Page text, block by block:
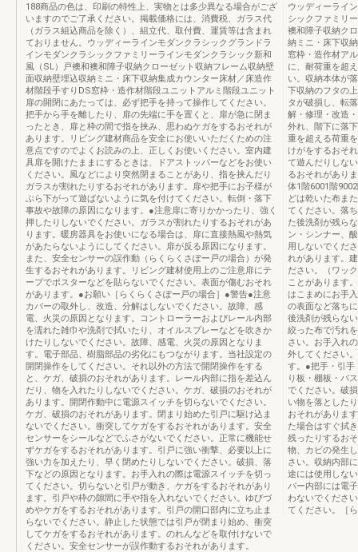
188商品の色は、印刷の特性上、実物とは多少異なる場合がござ
いますのでご了承ください。掲載価格には、消費税、ガラス代
（ガラス組込商品を除く）、組立代、取付費、運賃等は含まれ
ておりません。ウッディーラインモダンクラシックグランドラ
インモダンクラシックファミリーラインモダンクラシック新和
風（SL）戸襖和襖和障子収納クローゼット収納フレーム収納壁
面収納壁埋込収納ミニ・床下収納集成カウンター床材／床造作
材階段手すりDS窓枠・造作材階段ユニットアルミ階段ユニット
扉の開閉にあたっては、必ず把手を持って操作してください。
把手から手を離したり、扉の先端に手を置くと、扉が急に閉ま
ったとき、扉と枠の間で指を挟み、思わぬケガをするおそれが
あります。リビング建材商品を安全にお使いいただくための注
意点ですのでよくお読みの上、正しくお使いください。室内建
具扉を開けたままにするときは、ドアストッパーなどをお使い
ください。風などにより突然閉まることがあり、指を挟んだり
ガラスが割れたりするおそれがあります。扉や把手にお子様が
ぶら下がって遊ばないように気を付けてください。転倒・落下
事故や故障の原因になります。●注意扉に寄りかかったり、強く
押したりしないでください。ガラスが割れたりするおそれがあ
ります。暖房器具をお使いになる場合は、扉に直接熱風や熱気
があたらないようにしてください。扉が反る原因になります。
また、安全センサーの誤作動（らくらくさぽー戸の場合）が発
生するおそれがあります。リビング建材使用上のご注意扉にテ
ープでポスターなどを貼らないでください。表面が傷むおそれ
があります。●お願い［らくらくさぽー戸の場合］●警告●注意
カバーの取外し、改造、分解はしないでください。故障、感
電、火災の原因となります。コントローラーおよびレール内部
を濡れた雑巾や洗剤で拭いたり、オイルスプレーなどを吹きか
けたりしないでください。故障、感電、火災の原因となりま
す。電子部品、樹脂部品の劣化にもつながります。当社設定の
開閉操作をしてください。それ以外の方法で開閉操作をする
と、ケガ、破損のおそれがあります。レール内部に指を差込ん
だり、物を入れたりしないでください。ケガ、破損のおそれが
あります。開閉作動中に電源スイッチを切らないでください。
ケガ、破損のおそれがあります。閉まり始めた引戸に駆け込ま
ないでください。衝突してケガをするおそれがあります。安全
センサーをシールなどでふさがないでください。正常に機能せ
ずケガをするおそれがあります。引戸に強い衝撃、必要以上に
強い力を加えたり、早く閉めたりしないでください。破損、落
下などの原因となります。お手入れの際は電源スイッチを切っ
てください。切らないと引戸が動き、ケガをするおそれがあり
ます。引戸や枠の隙間に手や指を入れないでください。ゆびづ
めやケガをするおそれがあります。引戸の開口部内に立ち止ま
らないでください。静止した状態では引戸が閉まり始め、衝突
してケガをするおそれがあります。のれんなどを取付けないで
ください。安全センサーが誤作動するおそれがあります。
ウッディーライ
シックファミリ
襖和障子収納ク
納ミニ・床下収
窓枠・造作材ア
に、耐荷重を超
い。収納本体が
下収納のフタの
タが破損し、転
解・修理・改造
外れ、階下に落
重を超える荷重
けがをするおそ
て遊んだりしな
るおそれがあり
体1階6001階
どは乾いた布ま
てください。落
た後洗剤が残ら
ン・シンナー、
用しないでくだ
れがあります。
ださい。（ワッ
ことがあります
はこまめにお手
の表面など落ち
後洗剤が残らな
絞った布で汚れ
さい。お手入れ
外してください
す。●把手・引手
り板・棚板・バ
でください。破
い物を落とした
おそれがありま
た場合はすぐ拭
残ったりするお
物、カビの発生
さい。収納内部
途には使用しな
バー内部には電
わないでくださ
てください。［